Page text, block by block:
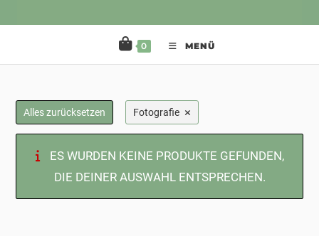
0 MENÜ
Alles zurücksetzen Fotografie ×
ES WURDEN KEINE PRODUKTE GEFUNDEN,
DIE DEINER AUSWAHL ENTSPRECHEN.